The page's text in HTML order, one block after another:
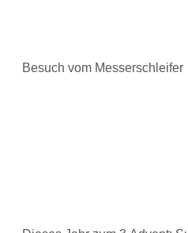
Besuch vom Messerschleifer